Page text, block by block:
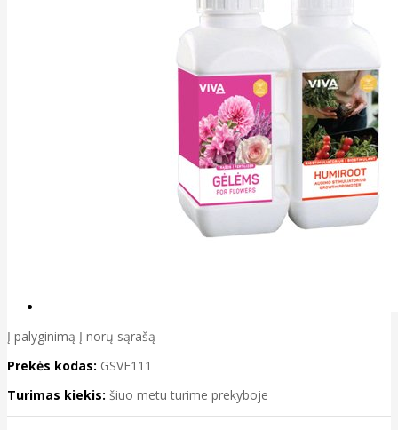
Į palyginimą Į norų sąrašą
Prekės kodas: GSVF111
Turimas kiekis: šiuo metu turime prekyboje